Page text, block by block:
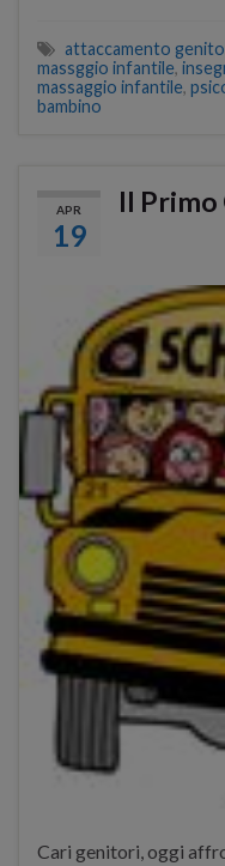
attaccamento
massggio infantile,
massaggio infantile,
bambino
APR
19
Il Primo
Cari genitori, oggi